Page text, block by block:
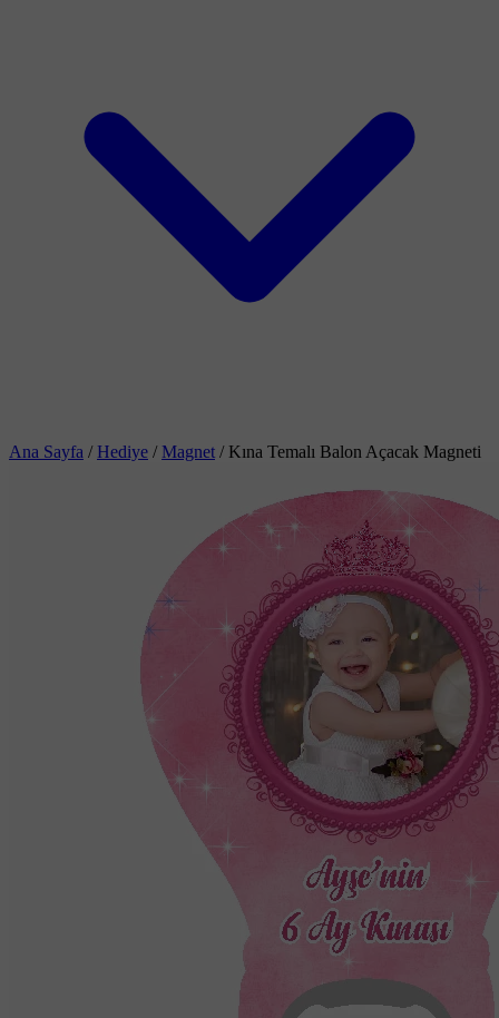
Ana Sayfa / Hediye / Magnet / Kına Temalı Balon Açacak Magneti